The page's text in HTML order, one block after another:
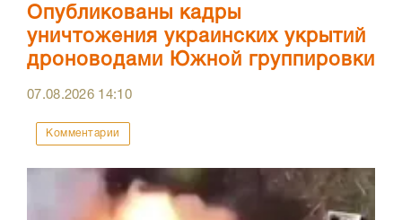
Опубликованы кадры
уничтожения украинских укрытий
дроноводами Южной группировки
07.08.2026 14:10
Комментарии